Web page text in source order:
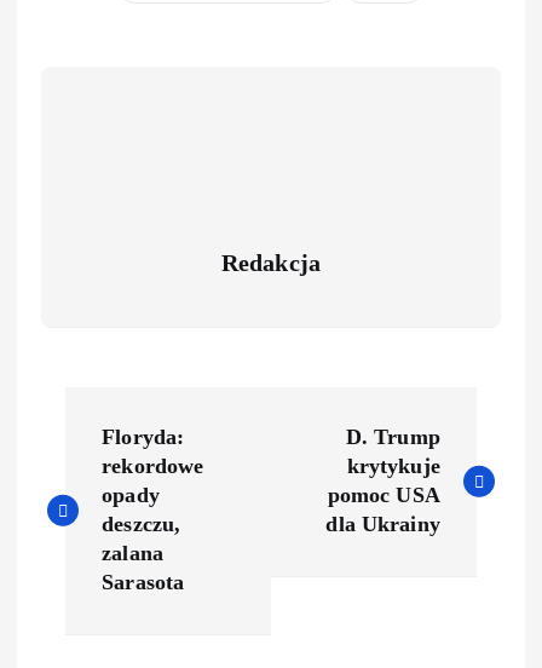
Redakcja
Floryda:
rekordowe
opady
deszczu,
zalana
Sarasota
D. Trump
krytykuje
pomoc USA
dla Ukrainy